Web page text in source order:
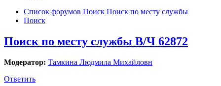
Список форумов Поиск Поиск по месту службы
Поиск
Поиск по месту службы В/Ч 62872
Модератор: Тамкина Людмила Михайловн
Ответить